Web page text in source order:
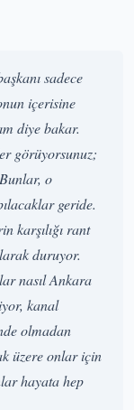
sadece
içerisine
diye bakar.
görüyorsunuz;
o
geride.
karşılığı rant
duruyor.
nasıl Ankara
kanal
olmadan
üzere onlar için
hayata hep